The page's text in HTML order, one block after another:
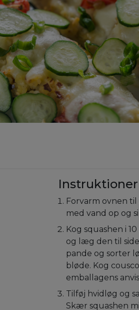
Instruktioner
Forvarm ovnen til
med vand op og
Kog squashen i
og læg den til
pande og sorter
bløde. Kog
emballagens
Tilføj hvidløg og
Skær squashen